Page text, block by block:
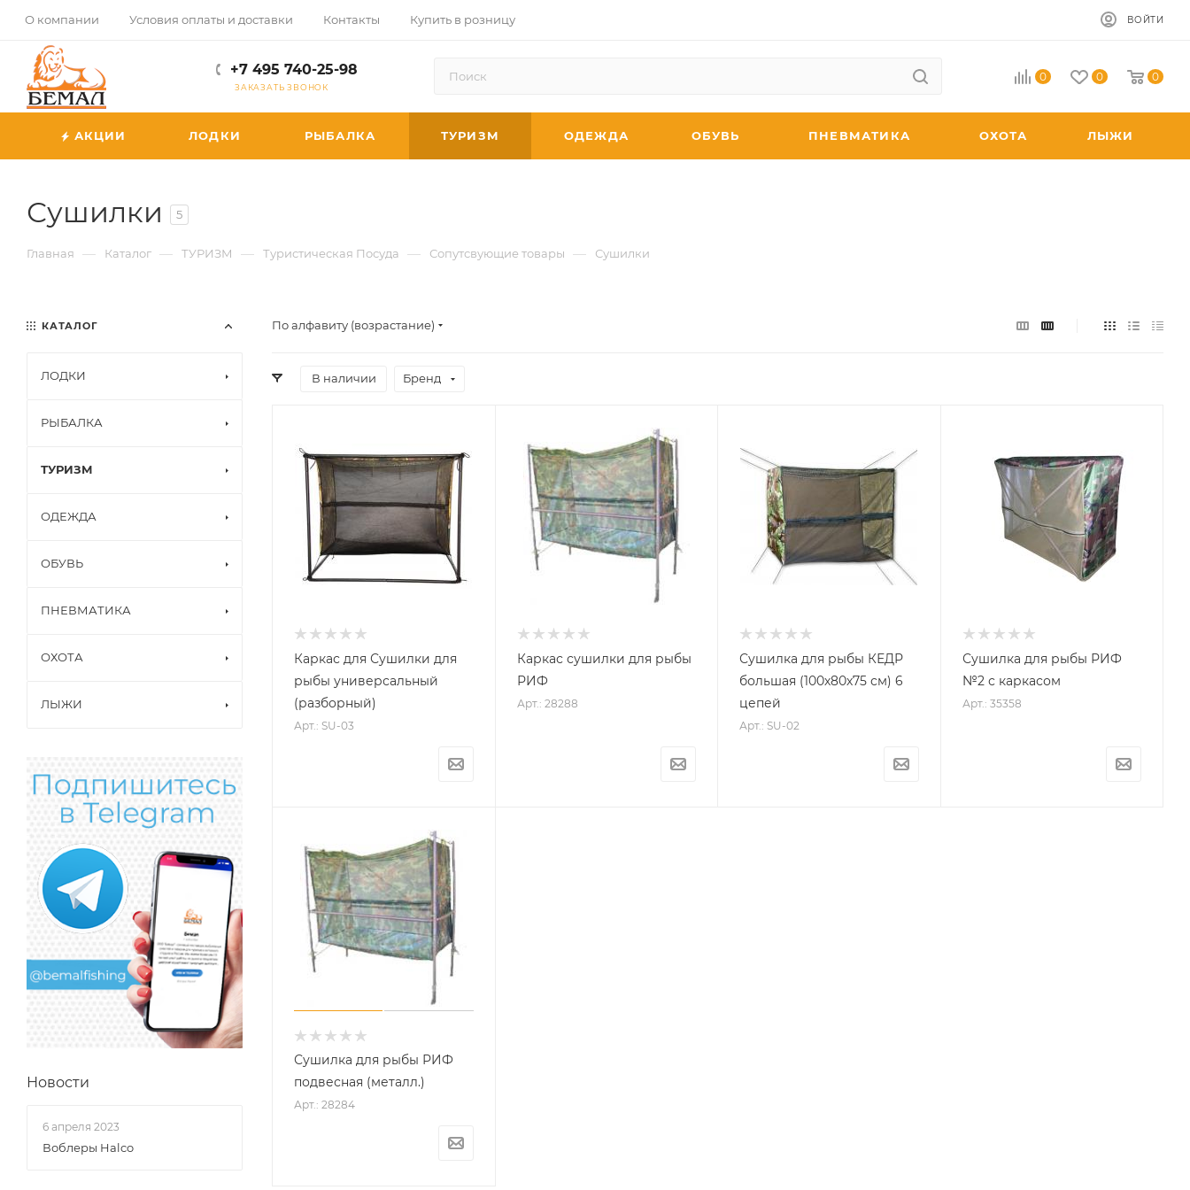
О компании Условия оплаты и доставки Контакты Купить в розницу ВОЙТИ
+7 495 740-25-98
ЗАКАЗАТЬ ЗВОНОК
0 0 0
АКЦИИ ЛОДКИ РЫБАЛКА ТУРИЗМ ОДЕЖДА ОБУВЬ ПНЕВМАТИКА ОХОТА ЛЫЖИ
Сушилки 5
Главная — Каталог — ТУРИЗМ — Туристическая Посуда — Сопутсвующие товары — Сушилки
По алфавиту (возрастание)
В наличии Бренд
Каркас для Сушилки для
рыбы универсальный
(разборный)
Арт.: SU-03
Каркас сушилки для рыбы
РИФ
Арт.: 28288
Сушилка для рыбы КЕДР
большая (100х80х75 см) 6
цепей
Арт.: SU-02
Сушилка для рыбы РИФ
№2 с каркасом
Арт.: 35358
Сушилка для рыбы РИФ
подвесная (металл.)
Арт.: 28284
КАТАЛОГ
ЛОДКИ
РЫБАЛКА
ТУРИЗМ
ОДЕЖДА
ОБУВЬ
ПНЕВМАТИКА
ОХОТА
ЛЫЖИ
Новости
6 апреля 2023
Воблеры Halco